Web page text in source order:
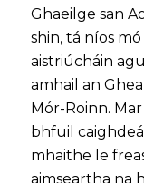
Ghaeilge san
shin, tá níos
aistriúcháin
amhail an
Mór-Roinn.
bhfuil
mhaithe le
aimseartha na